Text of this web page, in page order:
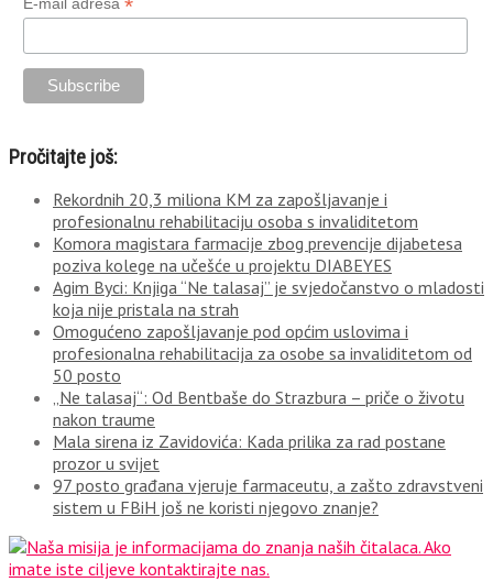
*
Pročitajte još:
Rekordnih 20,3 miliona KM za zapošljavanje i
profesionalnu rehabilitaciju osoba s invaliditetom
Komora magistara farmacije zbog prevencije dijabetesa
poziva kolege na učešće u projektu DIABEYES
Agim Byci: Knjiga “Ne talasaj” je svjedočanstvo o mladosti
koja nije pristala na strah
Omogućeno zapošljavanje pod općim uslovima i
profesionalna rehabilitacija za osobe sa invaliditetom od
50 posto
„Ne talasaj“: Od Bentbaše do Strazbura – priče o životu
nakon traume
Mala sirena iz Zavidovića: Kada prilika za rad postane
prozor u svijet
97 posto građana vjeruje farmaceutu, a zašto zdravstveni
sistem u FBiH još ne koristi njegovo znanje?